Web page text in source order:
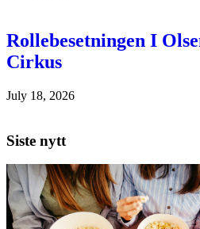
Rollebesetningen I
Cirkus
July 18, 2026
Siste nytt